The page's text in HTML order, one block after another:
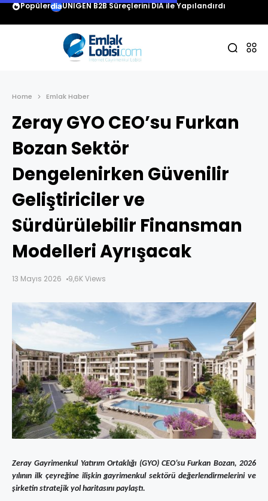
Popüler Albayrak Hazır Beton Borsa İstanbul’da işlem
Home Emlak Haber
Zeray GYO CEO’su Furkan
Bozan Sektör
Dengelenirken Güvenilir
Geliştiriciler ve
Sürdürülebilir Finansman
Modelleri Ayrışacak
13 Mayıs 2026 9,6K Views
Zeray Gayrimenkul Yatırım Ortaklığı (GYO) CEO’su Furkan Bozan, 2026
yılının ilk çeyreğine ilişkin gayrimenkul sektörü değerlendirmelerini ve
şirketin stratejik yol haritasını paylaştı.